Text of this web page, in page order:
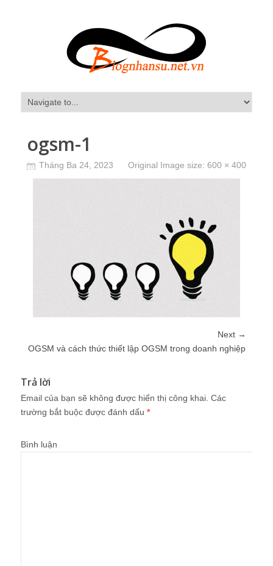
ogsm-1
Tháng Ba 24, 2023 Original Image size: 600 × 400
Next →
OGSM và cách thức thiết lập OGSM trong doanh nghiệp
Trả lời
Email của bạn sẽ không được hiển thị công khai. Các
trường bắt buộc được đánh dấu *
Bình luận